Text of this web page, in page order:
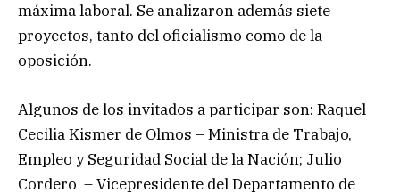
máxima laboral. Se analizaron además siete
proyectos, tanto del oficialismo como de la
oposición.
Algunos de los invitados a participar son: Raquel
Cecilia Kismer de Olmos – Ministra de Trabajo,
Empleo y Seguridad Social de la Nación; Julio
Cordero – Vicepresidente del Departamento de